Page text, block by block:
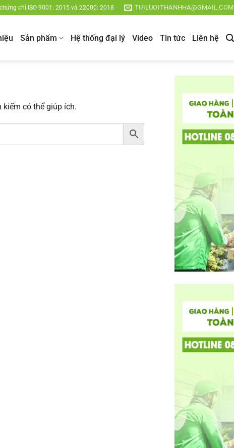
chỉ ISO 9001: 2015 và 22000: 2018 TUILUOITHANHHA@GMAIL.COM
Sản phẩm Hệ thống đại lý Video Tin tức Liên hệ
có thể giúp ích.